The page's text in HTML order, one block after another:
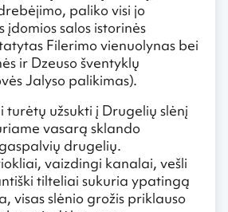
paliko visi jo
įdomios salos istorinės
Filerimo vienuolynas bei
ir Dzeuso šventyklų
Jalyso palikimas).
turėtų užsukti į Drugelių slėnį
vasarą sklando
drugelių.
vaizdingi kanalai, vešli
tilteliai sukuria ypatingą
visas slėnio grožis priklauso